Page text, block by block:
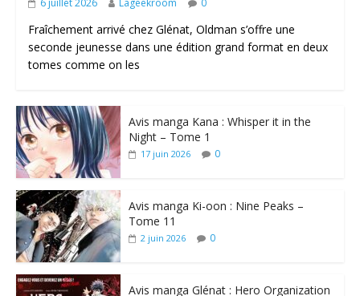
6 juillet 2026 Lageekroom 0
Fraîchement arrivé chez Glénat, Oldman s’offre une
seconde jeunesse dans une édition grand format en deux
tomes comme on les
Avis manga Kana : Whisper it in the
Night – Tome 1
17 juin 2026 0
Avis manga Ki-oon : Nine Peaks –
Tome 11
2 juin 2026 0
Avis manga Glénat : Hero Organization